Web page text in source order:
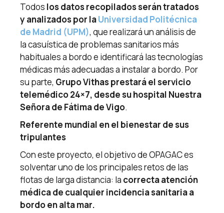
Todos los datos recopilados serán tratados
y analizados por laUniversidad Politécnica
de Madrid (UPM), que realizará un análisis de
la casuística de problemas sanitarios más
habituales a bordo e identificará las tecnologías
médicas más adecuadas a instalar a bordo. Por
su parte, Grupo Vithas prestará el servicio
telemédico 24×7, desde su hospital Nuestra
Señora de Fátima de Vigo.
Referente mundial en el bienestar de sus
tripulantes
Con este proyecto, el objetivo de OPAGAC es
solventar uno de los principales retos de las
flotas de larga distancia: la correcta atención
médica de cualquier incidencia sanitaria a
bordo en alta mar.